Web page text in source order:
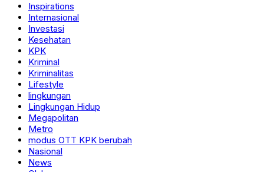
Inspirations
Internasional
Investasi
Kesehatan
KPK
Kriminal
Kriminalitas
Lifestyle
lingkungan
Lingkungan Hidup
Megapolitan
Metro
modus OTT KPK berubah
Nasional
News